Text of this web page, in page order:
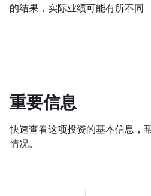
的结果，实际业绩可能有所不同
重要信息
快速查看这项投资的基本信息，
情况。